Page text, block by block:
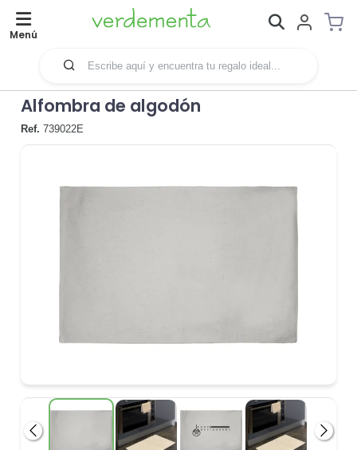
Menú
Alfombra de algodón
Ref. 739022E
Anterior